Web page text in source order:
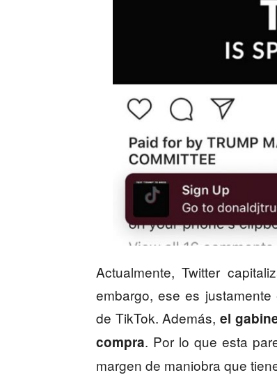
Actualmente, Twitter
embargo, ese es
de TikTok. Además, el
compra. Por lo que esta
margen de maniobra que